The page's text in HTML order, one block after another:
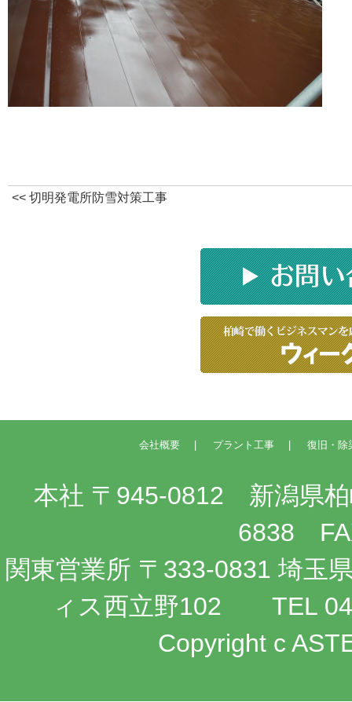
切明発電所防雪対策工事
会社概要 プラント工事 復旧・除
本社 〒945-0812 新潟県
6838
関東営業所 〒333-0831 埼玉
ィス西立野102 TEL
Copyright c